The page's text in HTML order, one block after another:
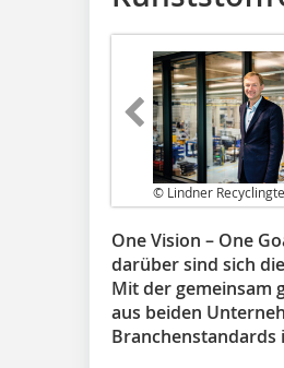
© Lindner
One Vision – One
darüber sind sich
Mit der gemeinsam
aus beiden